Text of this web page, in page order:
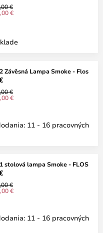
€
€
Závěsná Lampa Smoke - Flos
€
€
11 - 16 pracovných
stolová lampa Smoke - FLOS
€
€
11 - 16 pracovných